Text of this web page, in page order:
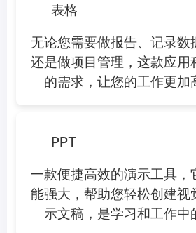
表格
无论您需要做报告、记录数
还是做项目管理，这款应用
的需求，让您的工作更加
PPT
一款便捷高效的演示工具，
能强大，帮助您轻松创建视
示文稿，是学习和工作中